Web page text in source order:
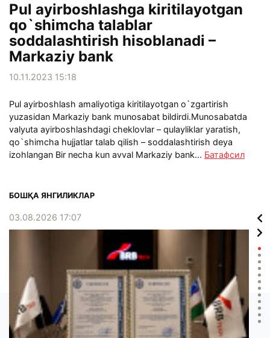
Pul ayirboshlashga kiritilayotgan
qo`shimcha talablar
soddalashtirish hisoblanadi –
Markaziy bank
10.11.2023 15:18
Pul ayirboshlash amaliyotiga kiritilayotgan o`zgartirish
yuzasidan Markaziy bank munosabat bildirdi.Munosabatda
valyuta ayirboshlashdagi cheklovlar – qulayliklar yaratish,
qo`shimcha hujjatlar talab qilish – soddalashtirish deya
izohlangan Bir necha kun avval Markaziy bank... Батафсил
БОШҚА ЯНГИЛИКЛАР
03.08.2026 17:07